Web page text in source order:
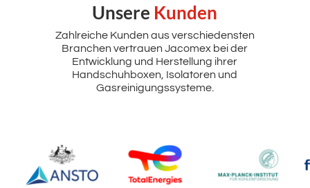
Unsere Kunden
Zahlreiche Kunden aus verschiedensten
Branchen vertrauen Jacomex bei der
Entwicklung und Herstellung ihrer
Handschuhboxen, Isolatoren und
Gasreinigungssysteme.